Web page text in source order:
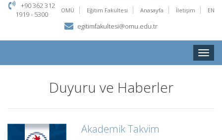
OMÜ Eğitim Fakültesi Anasayfa İletişim EN
+90 362 312
1919 - 5300
egitimfakultesi@omu.edu.tr
Toggle
Duyuru ve Haberler
Akademik Takvim